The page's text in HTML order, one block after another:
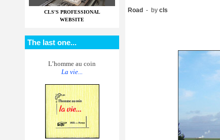
CLS'S PROFESSIONAL
WEBSITE
The last one...
L’homme au coin
La vie...
Road - by cls